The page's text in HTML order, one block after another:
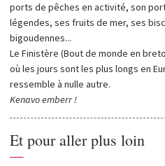
ports de pêches en activité, son
légendes, ses fruits de mer, ses
bigoudennes...
Le Finistère (Bout de monde en
où les jours sont les plus longs en
ressemble à nulle autre.
Kenavo emberr !
Et pour aller plus loin
—